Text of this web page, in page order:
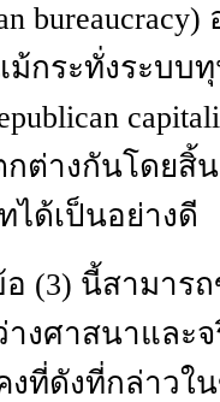
bureaucracy)
ม้กระทั่งระบบ
กต่างกันโดยสิ้
ได้เป็นอย่างดี
(3) นี้สามาร
างศาสนาและ
งที่ดังที่กล่าวใ